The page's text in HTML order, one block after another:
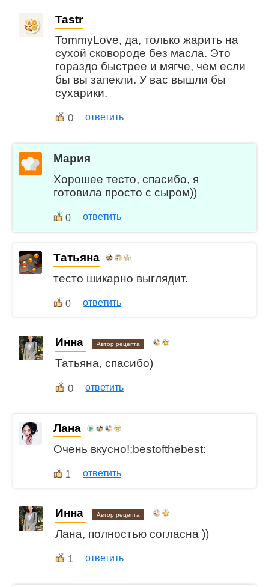
Tastr
TommyLove, да, только жарить на
сухой сковороде без масла. Это
гораздо быстрее и мягче, чем если
бы вы запекли. У вас вышли бы
сухарики.
0 ответить
Мария
Хорошее тесто, спасибо, я
готовила просто с сыром))
0 ответить
Татьяна
тесто шикарно выглядит.
0 ответить
Инна Автор рецепта
Татьяна, спасибо)
0 ответить
Лана
Очень вкусно!:bestofthebest:
1 ответить
Инна Автор рецепта
Лана, полностью согласна ))
1 ответить